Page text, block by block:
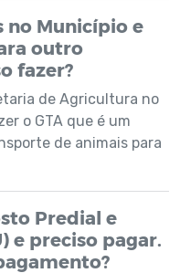
no Município e
outro
fazer?
de Agricultura no
o GTA que é um
de animais para
Predial e
e preciso pagar.